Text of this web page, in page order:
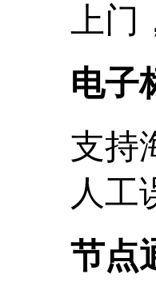
上
电子
支持
人工
节点